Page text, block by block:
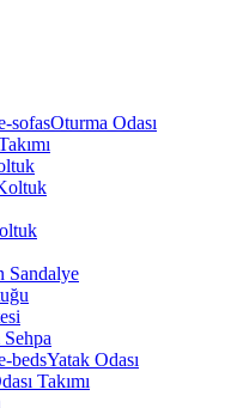
Oturma Odası
Sandalye
Sehpa
Yatak Odası
Takımı